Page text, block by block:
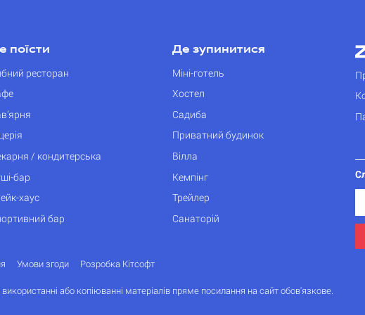
поїсти
ресторан
/ кондитерська
бар
хаус
бар
Де зупинитися
Міні-готель
Хостел
Садиба
Приватний будинок
Вілла
Кемпінг
Трейлер
Санаторій
Умови згоди Розробка Кітсофт
або копіюванні матеріалів пряме посилання на сайт обов'язкове.